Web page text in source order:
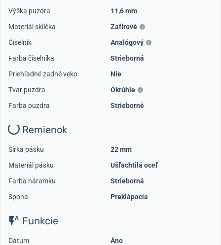
Výška puzdra
11,6 mm
Materiál sklíčka
Zafírové
Číselník
Analógový
Farba číselníka
Strieborná
Priehľadné zadné veko
Nie
Tvar puzdra
Okrúhle
Farba puzdra
Strieborné
Remienok
Šírka pásku
22 mm
Materiál pásku
Ušľachtilá oceľ
Farba náramku
Strieborná
Spona
Preklápacia
Funkcie
Dátum
Áno